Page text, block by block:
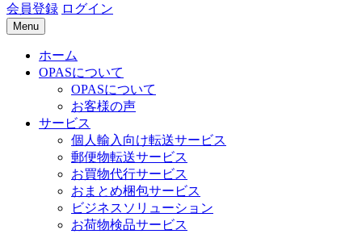
会員登録 ログイン
Menu
ホーム
OPASについて
OPASについて
お客様の声
サービス
個人輸入向け転送サービス
郵便物転送サービス
お買物代行サービス
おまとめ梱包サービス
ビジネスソリューション
お荷物検品サービス